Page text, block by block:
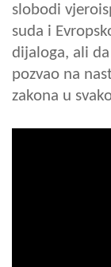
slobodi
suda i
dijaloga, ali
pozvao na
zakona u